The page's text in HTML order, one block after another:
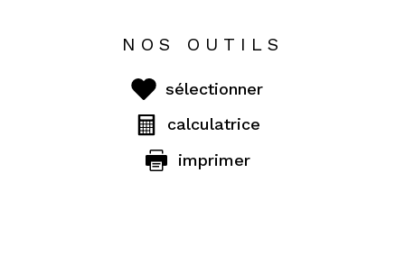
NOS OUTILS
sélectionner
calculatrice
imprimer